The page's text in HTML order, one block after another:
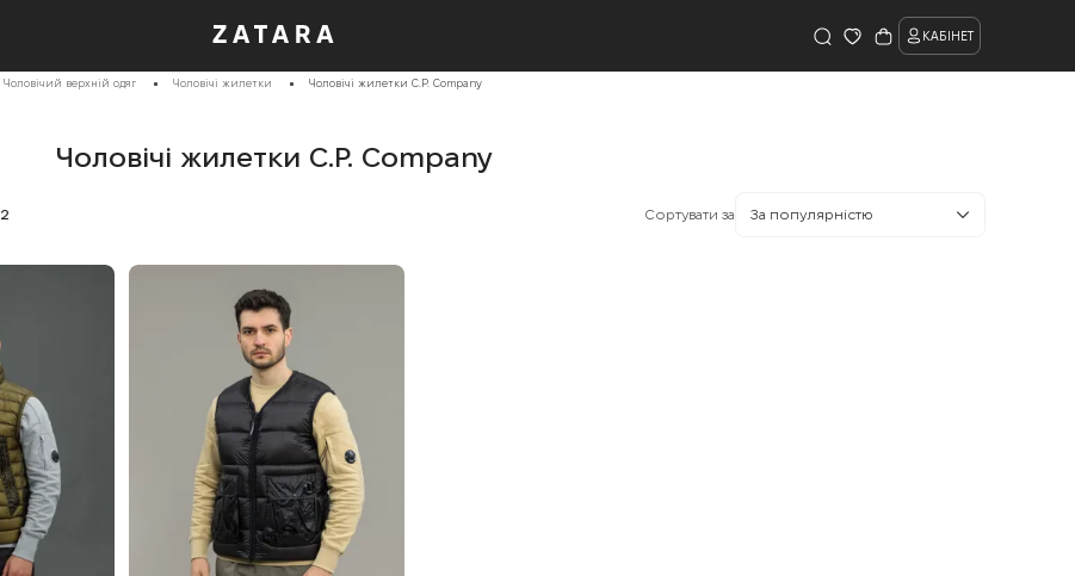
КАБІНЕТ
Чоловічий верхній одяг Чоловічі жилетки Чоловічі жилетки C.P. Company
Чоловічі жилетки C.P. Company
2 Сортувати за За популярністю